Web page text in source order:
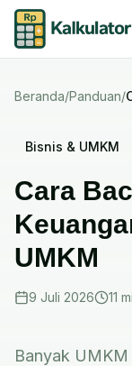
Beranda/Panduan/
Bisnis & UMKM
Cara
UMKM
9 Juli 2026 11
Banyak